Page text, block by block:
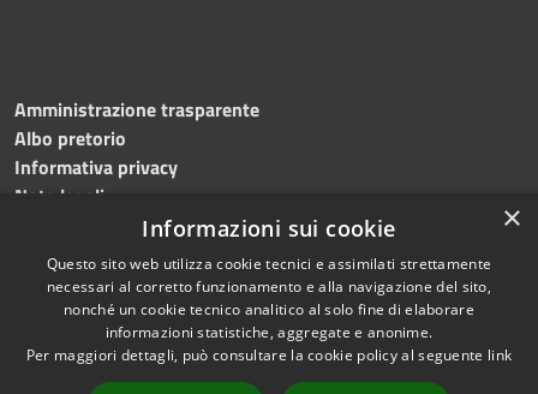
Amministrazione trasparente
Albo pretorio
Informativa privacy
Note legali
Dichiarazione di accessibilità
Accessibilità
Copyright © 2026 • Comune di
Martinengo • Powered by
×
Informazioni sui cookie
Questo sito web utilizza cookie tecnici e assimilati strettamente
necessari al corretto funzionamento e alla navigazione del sito,
nonché un cookie tecnico analitico al solo fine di elaborare
informazioni statistiche, aggregate e anonime.
Per maggiori dettagli, può consultare la cookie policy al seguente link